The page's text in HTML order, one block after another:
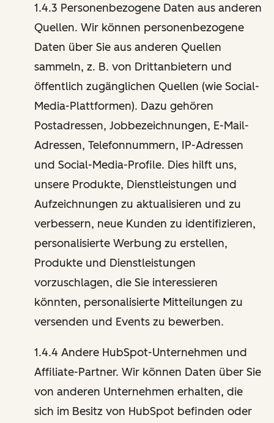
1.4.3 Personenbezogene Daten aus anderen
Quellen. Wir können personenbezogene
Daten über Sie aus anderen Quellen
sammeln, z. B. von Drittanbietern und
öffentlich zugänglichen Quellen (wie Social-
Media-Plattformen). Dazu gehören
Postadressen, Jobbezeichnungen, E-Mail-
Adressen, Telefonnummern, IP-Adressen
und Social-Media-Profile. Dies hilft uns,
unsere Produkte, Dienstleistungen und
Aufzeichnungen zu aktualisieren und zu
verbessern, neue Kunden zu identifizieren,
personalisierte Werbung zu erstellen,
Produkte und Dienstleistungen
vorzuschlagen, die Sie interessieren
könnten, personalisierte Mitteilungen zu
versenden und Events zu bewerben.
1.4.4 Andere HubSpot-Unternehmen und
Affiliate-Partner. Wir können Daten über Sie
von anderen Unternehmen erhalten, die
sich im Besitz von HubSpot befinden oder